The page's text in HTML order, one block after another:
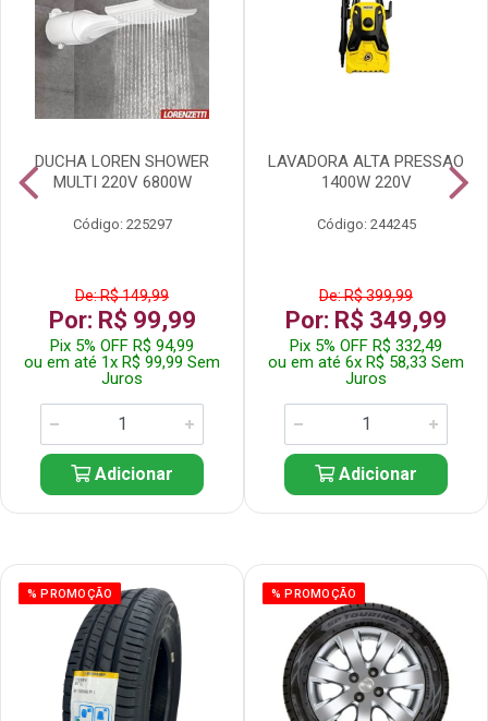
DUCHA LOREN SHOWER
MULTI 220V 6800W
Código: 225297
De: R$ 149,99
Por: R$ 99,99
Pix 5% OFF R$ 94,99
ou em até 1x R$ 99,99 Sem
Juros
Adicionar
LAVADORA ALTA PRESSAO
1400W 220V
Código: 244245
De: R$ 399,99
Por: R$ 349,99
Pix 5% OFF R$ 332,49
ou em até 6x R$ 58,33 Sem
Juros
Adicionar
% PROMOÇÃO % PROMOÇÃO